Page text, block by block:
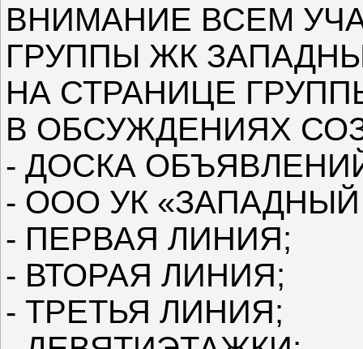
ВНИМАНИЕ ВСЕМ
ГРУППЫ ЖК
НА СТРАНИЦЕ
В ОБСУЖДЕНИЯХ
- ДОСКА
- ООО УК
- ПЕРВАЯ ЛИНИЯ;
- ВТОРАЯ ЛИНИЯ;
- ТРЕТЬЯ ЛИНИЯ;